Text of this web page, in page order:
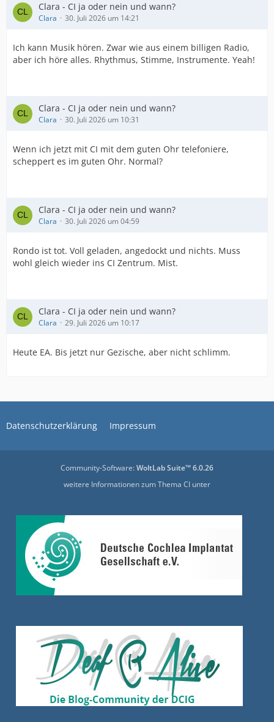
Clara - CI ja oder nein und wann?
Clara 30. Juli 2026 um 14:21
Ich kann Musik hören. Zwar wie aus einem billigen Radio,
aber ich höre alles. Rhythmus, Stimme, Instrumente. Yeah!
Clara - CI ja oder nein und wann?
Clara 30. Juli 2026 um 10:31
Wenn ich jetzt mit CI mit dem guten Ohr telefoniere,
scheppert es im guten Ohr. Normal?
Clara - CI ja oder nein und wann?
Clara 30. Juli 2026 um 04:59
Rondo ist tot. Voll geladen, angedockt und nichts. Muss
wohl gleich wieder ins CI Zentrum. Mist.
Clara - CI ja oder nein und wann?
Clara 29. Juli 2026 um 10:17
Heute EA. Bis jetzt nur Gezische, aber nicht schlimm.
Datenschutzerklärung Impressum
Community-Software:WoltLab Suite™ 6.0.26
weitere Informationen zum Thema CI unter